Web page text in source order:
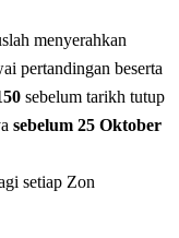
menyerahkan
pertandingan beserta
sebelum tarikh tutup
sebelum 25 Oktober
setiap Zon